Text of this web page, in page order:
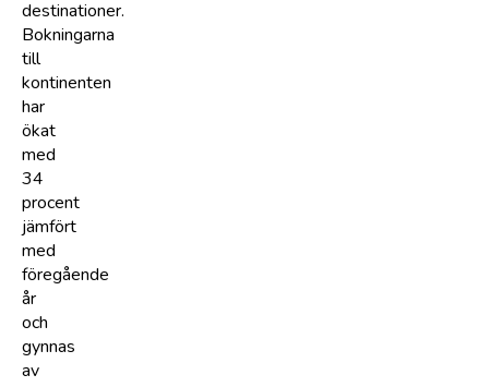
destinationer.
Bokningarna
till
kontinenten
har
ökat
med
34
procent
jämfört
med
föregående
år
och
gynnas
av